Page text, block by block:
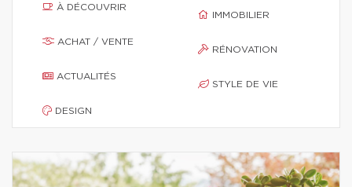
À DÉCOUVRIR
ACHAT / VENTE
ACTUALITÉS
DESIGN
IMMOBILIER
RÉNOVATION
STYLE DE VIE